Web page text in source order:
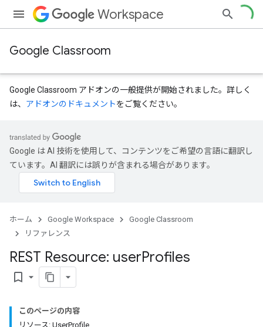
Workspace
Google Classroom
Google Classroom アドオンの一般提供が開始されました。詳しく
は、 アドオンのドキュメントをご覧ください。
Google は AI 技術を使用して、コンテンツをご希望の言語に翻訳し
ています。AI 翻訳には誤りが含まれる場合があります。
ホーム Google Workspace
Google Classroom
リファレンス
REST Resource: userProfiles
bookmark_border
このページの内容
リソース: UserProfile